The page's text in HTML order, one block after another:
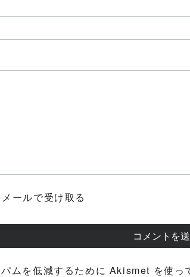
ールで受け取る
ムを低減するために Akismet を使っ